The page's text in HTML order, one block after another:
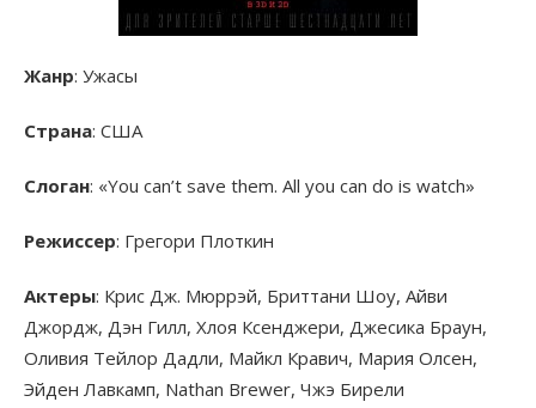
Жанр: Ужасы
Страна: США
Слоган: «You can’t save them. All you can do is watch»
Режиссер: Грегори Плоткин
Актеры: Крис Дж. Мюррэй, Бриттани Шоу, Айви
Джордж, Дэн Гилл, Хлоя Ксенджери, Джесика Браун,
Оливия Тейлор Дадли, Майкл Кравич, Мария Олсен,
Эйден Лавкамп, Nathan Brewer, Чжэ Бирели